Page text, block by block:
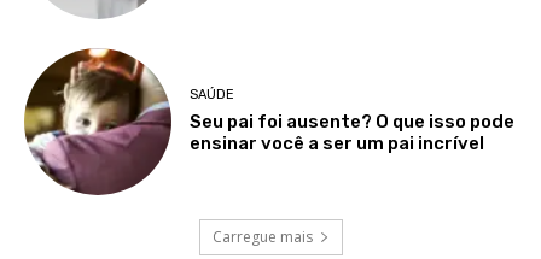
SAÚDE
Seu pai foi ausente? O que isso pode
ensinar você a ser um pai incrível
Carregue mais